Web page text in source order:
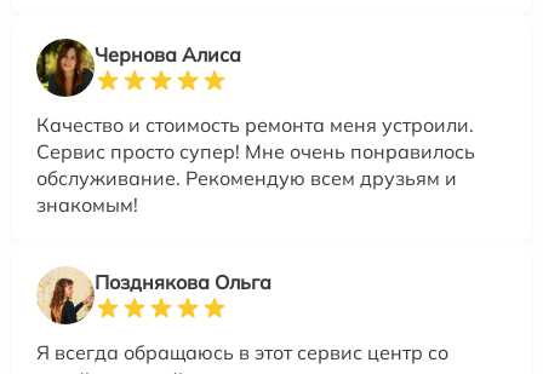
Чернова Алиса
Качество и стоимость ремонта меня устроили.
Сервис просто супер! Мне очень понравилось
обслуживание. Рекомендую всем друзьям и
знакомым!
Позднякова Ольга
Я всегда обращаюсь в этот сервис центр со